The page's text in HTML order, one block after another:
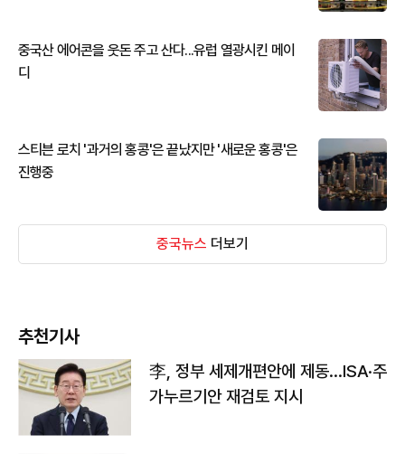
중국산 에어콘을 웃돈 주고 산다...유럽 열광시킨 메이
디
스티븐 로치 '과거의 홍콩'은 끝났지만 '새로운 홍콩'은
진행중
중국뉴스 더보기
추천기사
李, 정부 세제개편안에 제동…ISA·주
가누르기안 재검토 지시